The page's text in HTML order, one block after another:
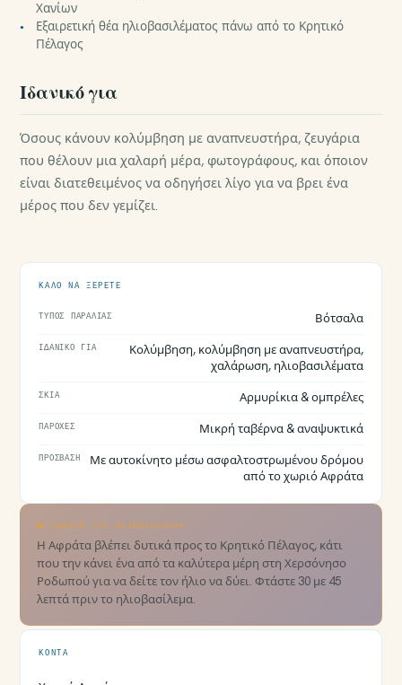
Χανίων
Εξαιρετική θέα ηλιοβασιλέματος πάνω από το Κρητικό
Πέλαγος
Ιδανικό για
Όσους κάνουν κολύμβηση με αναπνευστήρα, ζευγάρια
που θέλουν μια χαλαρή μέρα, φωτογράφους, και όποιον
είναι διατεθειμένος να οδηγήσει λίγο για να βρει ένα
μέρος που δεν γεμίζει.
ΚΑΛΌ ΝΑ ΞΈΡΕΤΕ
ΤΎΠΟΣ ΠΑΡΑΛΊΑΣ Βότσαλα
ΙΔΑΝΙΚΌ ΓΙΑ
Κολύμβηση, κολύμβηση με αναπνευστήρα,
χαλάρωση, ηλιοβασιλέματα
ΣΚΙΆ Αρμυρίκια & ομπρέλες
ΠΑΡΟΧΈΣ Μικρή ταβέρνα & αναψυκτικά
ΠΡΌΣΒΑΣΗ
Με αυτοκίνητο μέσω ασφαλτοστρωμένου δρόμου
από το χωριό Αφράτα
🌇 ΣΗΜΕΊΟ ΓΙΑ ΗΛΙΟΒΑΣΊΛΕΜΑ
Η Αφράτα βλέπει δυτικά προς το Κρητικό Πέλαγος, κάτι
που την κάνει ένα από τα καλύτερα μέρη στη Χερσόνησο
Ροδωπού για να δείτε τον ήλιο να δύει. Φτάστε 30 με 45
λεπτά πριν το ηλιοβασίλεμα.
ΚΟΝΤΆ